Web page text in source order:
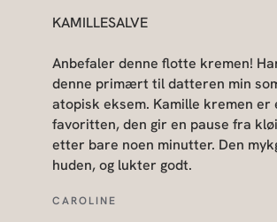
KAMILLESALVE
Anbefaler denne flotte kremen!
denne primært til datteren min
atopisk eksem. Kamille kremen er
favoritten, den gir en pause fra
etter bare noen minutter. Den
huden, og lukter godt.
CAROLINE